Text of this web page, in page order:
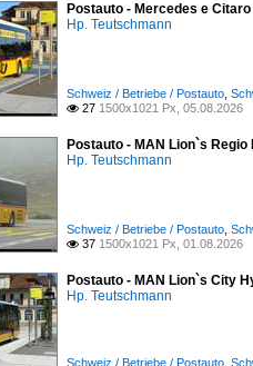
Postauto - Mercedes e
Hp. Teutschmann
Schweiz / Betriebe / Postauto
 27 1500x1021 Px, 05.08.2026
Postauto - MAN Lion`s
Hp. Teutschmann
Schweiz / Betriebe / Postauto
 37 1500x1021 Px, 01.08.2026
Postauto - MAN Lion`s City
Hp. Teutschmann
Schweiz / Betriebe / Postauto